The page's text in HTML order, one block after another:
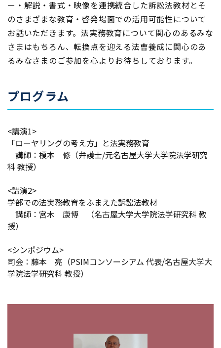
ー・解説・書式・映像を連携統合した訴訟法教材とそ
のさまざまな教育・啓発場面での活用可能性について
お話いただきます。法実務教育について関心のあるみな
さまはもちろん、転換点を迎える法曹養成に関心のあ
るみなさまのご参加を心よりお待ちしております。
プログラム
<講演1>
「ローヤリングの考え方」と法実務教育
講師：榎本 修（弁護士/元名古屋大学大学院法学研究
科 教授）
<講演2>
学部での法実務教育をふまえた訴訟法教材
講師：宮木 康博 （名古屋大学大学院法学研究科 教
授）
<シンポジウム>
司会：藤本 亮（PSIMコンソーシアム 代表/名古屋大学大
学院法学研究科 教授）